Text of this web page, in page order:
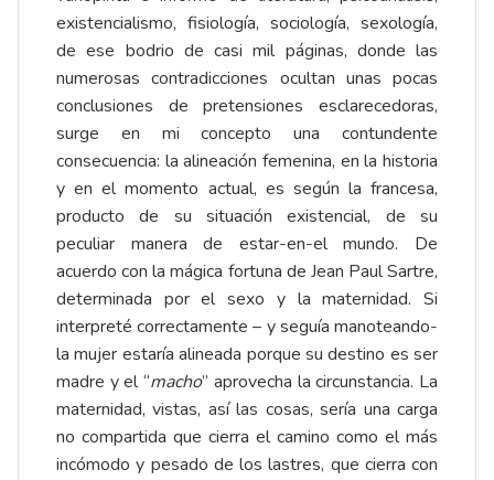
existencialismo, fisiología, sociología, sexología,
de ese bodrio de casi mil páginas, donde las
numerosas contradicciones ocultan unas pocas
conclusiones de pretensiones esclarecedoras,
surge en mi concepto una contundente
consecuencia: la alineación femenina, en la historia
y en el momento actual, es según la francesa,
producto de su situación existencial, de su
peculiar manera de estar-en-el mundo. De
acuerdo con la mágica fortuna de Jean Paul Sartre,
determinada por el sexo y la maternidad. Si
interpreté correctamente – y seguía manoteando-
la mujer estaría alineada porque su destino es ser
madre y el “macho” aprovecha la circunstancia. La
maternidad, vistas, así las cosas, sería una carga
no compartida que cierra el camino como el más
incómodo y pesado de los lastres, que cierra con